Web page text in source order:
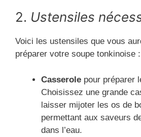
2. Ustensiles
Voici les ustensiles que vous
préparer votre soupe tonkinoise :
Casserole pour préparer
Choisissez une grande
laisser mijoter les os de
permettant aux saveurs
dans l’eau.